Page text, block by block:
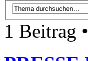
1 Beitrag